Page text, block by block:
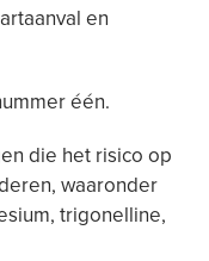
en
één.
die het risico op
waaronder
trigonelline,